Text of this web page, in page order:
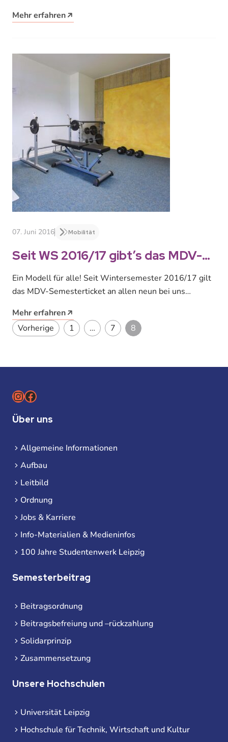
…
Mehr erfahren
07. Juni 2016 Mobilität
Seit WS 2016/17 gibt’s das MDV-
Ticket für alle
Ein Modell für alle! Seit Wintersemester 2016/17 gilt
das MDV-Semesterticket an allen neun bei uns
Wintersemester…
Mehr erfahren
Seitennummerierung der
Vorherige 1 … 7 8
Instagram
Facebook
Über uns
Allgemeine Informationen
Aufbau
Leitbild
Ordnung
Jobs & Karriere
Info-Materialien & Medieninfos
100 Jahre Studentenwerk Leipzig
Semesterbeitrag
Beitragsordnung
Beitragsbefreiung und –rückzahlung
Solidarprinzip
Zusammensetzung
Unsere Hochschulen
Universität Leipzig
Hochschule für Technik, Wirtschaft und Kultur